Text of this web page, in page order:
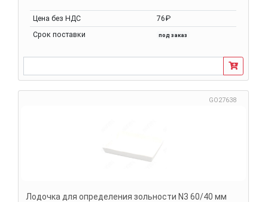
Цена без НДС
76₽
Срок поставки
под заказ
GO27638
Лодочка для определения зольности N3 60/40 мм